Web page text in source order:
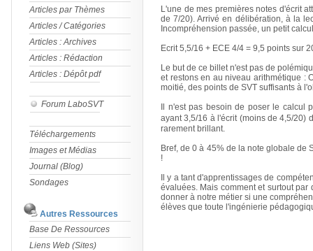
Articles par Thèmes
Articles / Catégories
Articles : Archives
Articles : Rédaction
Articles : Dépôt pdf
Forum LaboSVT
Téléchargements
Images et Médias
Journal (Blog)
Sondages
Autres Ressources
Base De Ressources
Liens Web (Sites)
L'une de mes premières notes d'écrit
de 7/20). Arrivé en délibération, à la
Incompréhension passée, un petit
Ecrit 5,5/16 + ECE 4/4 = 9,5 points sur
Le but de ce billet n'est pas de
et restons en au niveau arithmétique :
moitié, des points de SVT suffisants à
Il n'est pas besoin de poser le calcul
ayant 3,5/16 à l'écrit (moins de 4,5/
rarement brillant.
Bref, de 0 à 45% de la note globale de
!
Il y a tant d'apprentissages de
évaluées. Mais comment et surtout
donner à notre métier si une
élèves que toute l'ingénierie